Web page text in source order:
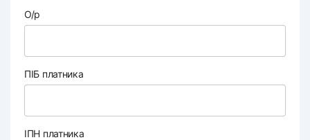
О/р
ПІБ платника
ІПН платника